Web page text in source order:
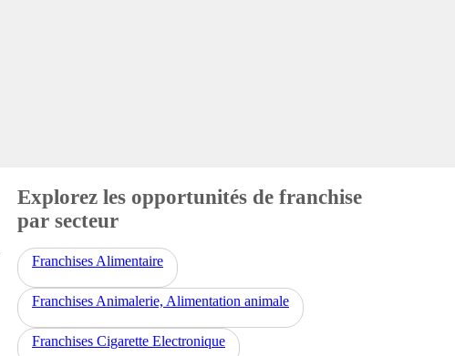
Explorez les opportunités de franchise
par secteur
Franchises Alimentaire
Franchises Animalerie, Alimentation animale
Franchises Cigarette Electronique